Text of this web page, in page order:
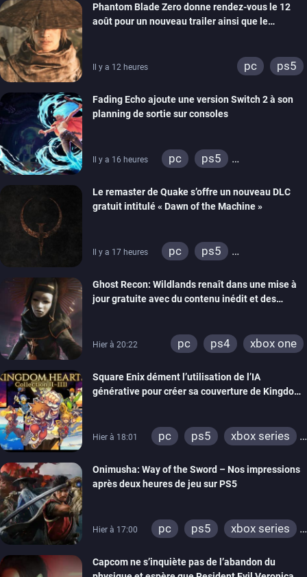
Phantom Blade Zero donne rendez-vous le 12
août pour un nouveau trailer ainsi que le
Il y a 12 heures pc ps5
Fading Echo ajoute une version Switch 2 à son
planning de sortie sur consoles
Il y a 16 heures pc
ps5
Le remaster de Quake s’offre un nouveau DLC
gratuit intitulé « Dawn of the Machine »
Il y a 17 heures pc
ps5
ps4
xbox one
nintendo 64
Ghost Recon: Wildlands renaît dans une mise à
jour gratuite avec du contenu inédit et des
Hier à 20:22 pc ps4 xbox one
Square Enix dément l’utilisation de l’IA
générative pour créer sa couverture de Kingdom
Hier à 18:01 pc ps5
xbox series
Onimusha: Way of the Sword – Nos impressions
après deux heures de jeu sur PS5
Hier à 17:00 pc ps5
xbox series
Capcom ne s’inquiète pas de l’abandon du